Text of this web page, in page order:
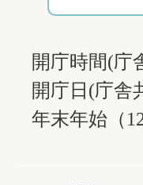
開庁時間(庁
開庁日(庁舎
年末年始（